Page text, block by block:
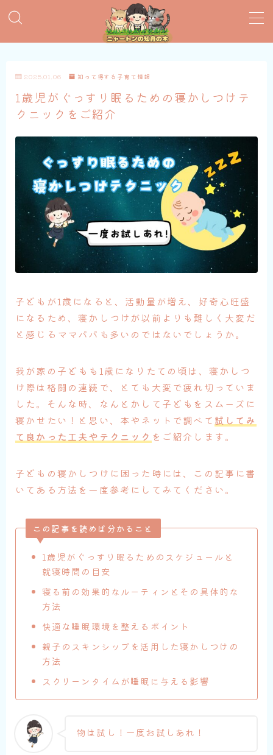
MENU
おすすめ絵本
子育てグッズ
おうち英語
知育おもちゃ
知って得する子育て情報
2025.01.06 知って得する子育て情報
1歳児がぐっすり眠るための寝かしつけテ
クニックをご紹介
子どもが1歳になると、活動量が増え、好奇心旺盛
になるため、寝かしつけが以前よりも難しく大変だ
と感じるママパパも多いのではないでしょうか。
我が家の子どもも1歳になりたての頃は、寝かしつ
け際は格闘の連続で、とても大変で疲れ切っていま
した。そんな時、なんとかして子どもをスムーズに
寝かせたい！と思い、本やネットで調べて 試してみ
て良かった工夫やテクニック をご紹介します。
子どもの寝かしつけに困った時には、この記事に書
いてある方法を一度参考にしてみてください。
この記事を読めば分かること
1歳児がぐっすり眠るためのスケジュールと
就寝時間の目安
寝る前の効果的なルーティンとその具体的な
方法
快適な睡眠環境を整えるポイント
親子のスキンシップを活用した寝かしつけの
方法
スクリーンタイムが睡眠に与える影響
物は試し！一度お試しあれ！